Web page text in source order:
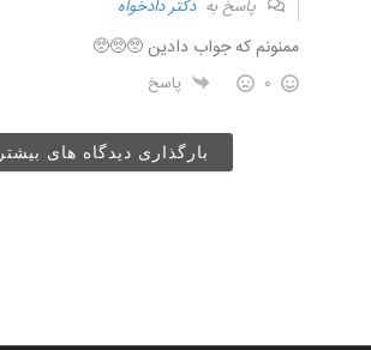
پاسخ بهدکتر دادخواه
ممنونم که جواب دادین 🥺🥺🥺
0 پاسخ
بارگذاری دیدگاه های بیشتر